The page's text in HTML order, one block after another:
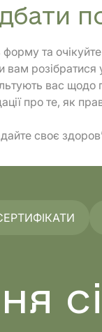
форму та
вам розібратися
вас щодо
про те, як
своє